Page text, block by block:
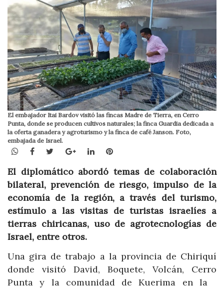
El embajador Itai Bardov visitó las fincas Madre de Tierra, en Cerro
Punta, donde se producen cultivos naturales; la finca Guardia dedicada a
la oferta ganadera y agroturismo y la finca de café Janson. Foto,
embajada de Israel.
WhatsApp
Facebook
TwitterGoogle+LinkedInPinterest
El diplomático abordó temas de colaboración
bilateral, prevención de riesgo, impulso de la
economía de la región, a través del turismo,
estímulo a las visitas de turistas israelíes a
tierras chiricanas, uso de agrotecnologías de
Israel, entre otros.
Una gira de trabajo a la provincia de Chiriquí
donde visitó David, Boquete, Volcán, Cerro
Punta y la comunidad de Kuerima en la